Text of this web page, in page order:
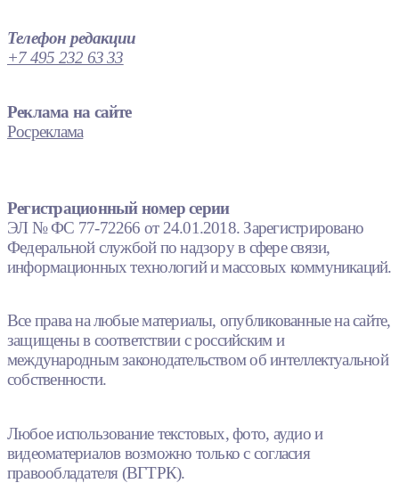
Телефон редакции
+7 495 232 63 33
Реклама на сайте
Росреклама
Регистрационный номер серии
ЭЛ № ФС 77-72266 от 24.01.2018. Зарегистрировано
Федеральной службой по надзору в сфере связи,
информационных технологий и массовых коммуникаций.
Все права на любые материалы, опубликованные на сайте,
защищены в соответствии с российским и
международным законодательством об интеллектуальной
собственности.
Любое использование текстовых, фото, аудио и
видеоматериалов возможно только с согласия
правообладателя (ВГТРК).